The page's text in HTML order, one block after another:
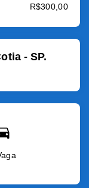
R$300,00
- SP.